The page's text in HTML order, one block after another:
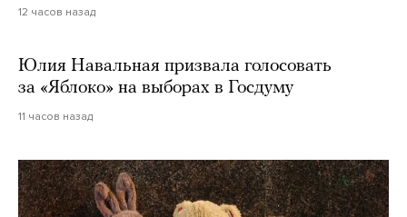
12 часов назад
Юлия Навальная призвала голосовать
за «Яблоко» на выборах в Госдуму
11 часов назад